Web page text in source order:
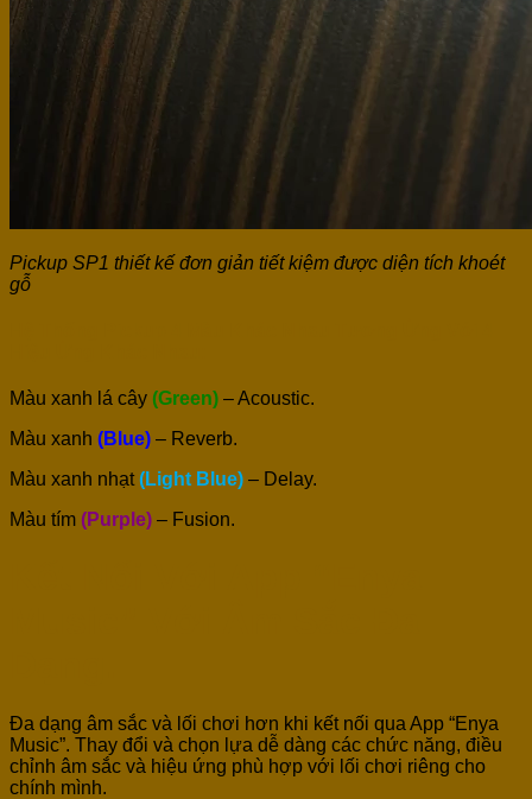
Pickup SP1 thiết kế đơn giản tiết kiệm được diện tích khoét
gỗ
Màu xanh lá cây (Green) – Acoustic.
Màu xanh (Blue) – Reverb.
Màu xanh nhạt(Light Blue) – Delay.
Màu tím (Purple) – Fusion.
Đa dạng âm sắc và lối chơi hơn khi kết nối qua App “Enya
Music”. Thay đổi và chọn lựa dễ dàng các chức năng, điều
chỉnh âm sắc và hiệu ứng phù hợp với lối chơi riêng cho
chính mình.